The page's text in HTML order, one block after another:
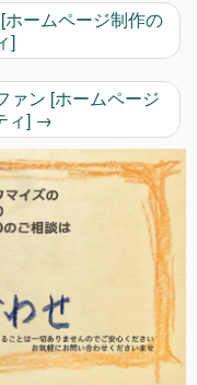
ームページ制作の
]
ァン [ホームページ
ィ] →